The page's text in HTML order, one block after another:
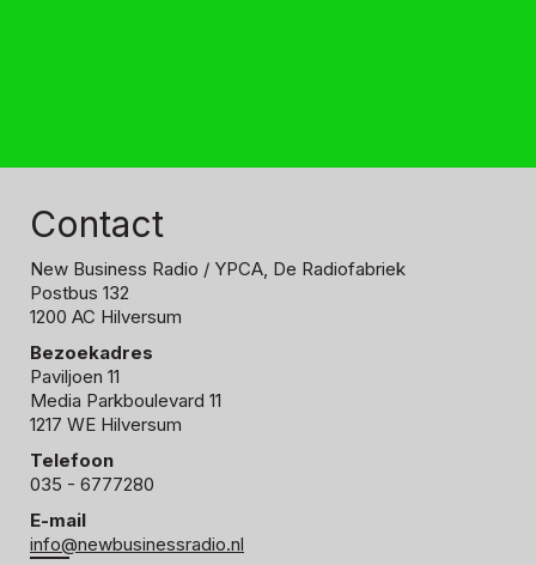
Contact
New Business Radio / YPCA, De Radiofabriek
Postbus 132
1200 AC Hilversum
Bezoekadres
Paviljoen 11
Media Parkboulevard 11
1217 WE Hilversum
Telefoon
035 - 6777280
E-mail
info@newbusinessradio.nl